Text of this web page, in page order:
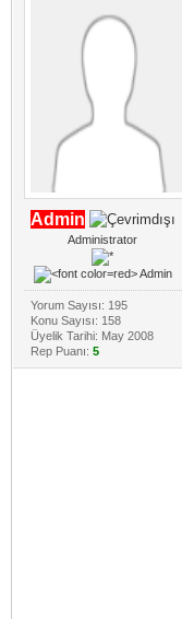
Admin
Administrator
Yorum Sayısı: 195
Konu Sayısı: 158
Üyelik Tarihi: May 2008
Rep Puanı: 5